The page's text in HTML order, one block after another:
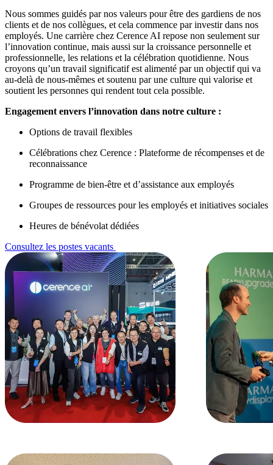
Nous sommes guidés par nos valeurs pour être des gardiens de nos
clients et de nos collègues, et cela commence par investir dans nos
employés. Une carrière chez Cerence AI repose non seulement sur
l’innovation continue, mais aussi sur la croissance personnelle et
professionnelle, les relations et la célébration quotidienne. Nous
croyons qu’un travail significatif est alimenté par un objectif qui va
au-delà de nous-mêmes et soutenu par une culture qui valorise et
soutient les personnes qui rendent tout cela possible.
Engagement envers l’innovation dans notre culture :
Options de travail flexibles
Célébrations chez Cerence : Plateforme de récompenses et de
reconnaissance
Programme de bien-être et d’assistance aux employés
Groupes de ressources pour les employés et initiatives sociales
Heures de bénévolat dédiées
Consultez les postes vacants